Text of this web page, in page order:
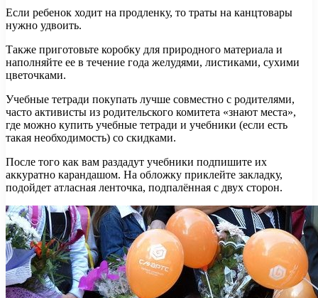
Если ребенок ходит на продленку, то траты на канцтовары
нужно удвоить.
Также приготовьте коробку для природного материала и
наполняйте ее в течение года желудями, листиками, сухими
цветочками.
Учебные тетради покупать лучше совместно с родителями,
часто активисты из родительского комитета «знают места»,
где можно купить учебные тетради и учебники (если есть
такая необходимость) со скидками.
После того как вам раздадут учебники подпишите их
аккуратно карандашом. На обложку приклейте закладку,
подойдет атласная ленточка, подпалённая с двух сторон.